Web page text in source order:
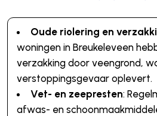
Oude riolering en
woningen in Breukeleveen
verzakking door veengrond,
verstoppingsgevaar oplevert.
Vet- en zeepresten:
afwas- en